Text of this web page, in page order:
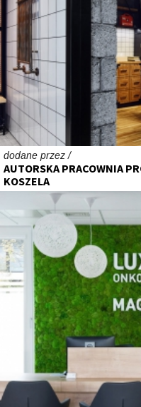
dodane przez /
AUTORSKA PRACOWNIA
KOSZELA